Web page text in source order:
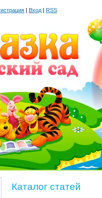
| Вход | RSS
Каталог статей